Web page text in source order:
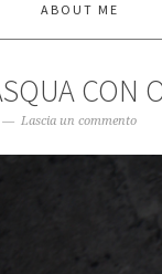
ABOUT ME
CON
Lascia un commento